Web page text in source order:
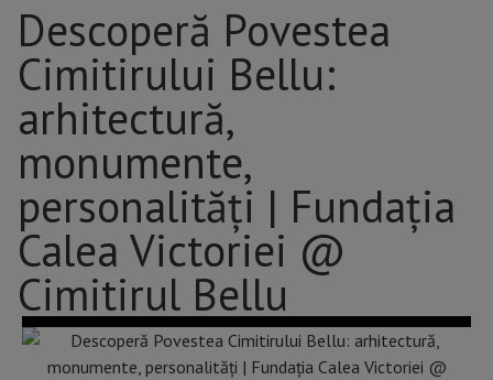
Descoperă Povestea
Cimitirului Bellu:
arhitectură,
monumente,
personalităţi | Fundația
Calea Victoriei @
Cimitirul Bellu